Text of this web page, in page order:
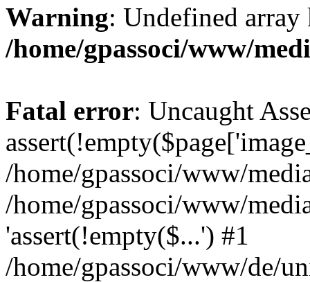
Warning: Undefined
/home/gpassoci/www/
Fatal error: Uncaught
/home/gpassoci/www/
/home/gpassoci/www/
'assert(!empty($...') #1
/home/gpassoci/www/de/